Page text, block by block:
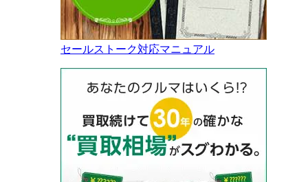
セールストーク対応マニュアル